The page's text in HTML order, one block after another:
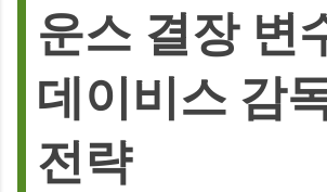
운스 결장 변
데이비스 감
전략